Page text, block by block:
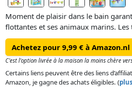
Moment de plaisir dans le bain
flottantes et ses animaux marins.
peuvent être reliées en un train ou
varier les effets d'eau. Chaque tasse
laisser couler l’eau, comme une
champignon. Une fois le bain terminé,
pour un rangement facile!
Achetez pour 9,99 € à Amazon.nl
C'est l'option livrée à la maison la moins chère
Certains liens peuvent être des liens
Amazon, je gagne des achats éligibles. (